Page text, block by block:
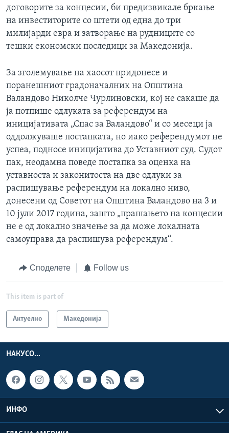
договорите за концесии, би предизвикале бркање
на инвеститорите со штети од една до три
милијарди евра и затворање на рудниците со
тешки економски последици за Македонија.
За зголемување на хаосот придонесе и
поранешниот градоначалник на Општина
Валандово Николче Чурлиновски, кој не сакаше да
ја потпише одлуката за референдум на
иницијативата „Спас за Валандово“ и со месеци ја
оддолжуваше постапката, но иако референдумот не
успеа, подносе иницијатива до Уставниот суд. Судот
пак, неодамна поведе постапка за оценка на
уставноста и законитоста на две одлуки за
распишување референдум на локално ниво,
донесени од Советот на Општина Валандово на 3 и
10 јули 2017 година, зашто „прашањето на концесии
не е од локално значење за да може локалната
самоуправа да распишува референдум“.
Споделете Follow us
This item is part of
Актуелно Македонија
НАКУСО...
ИНФО